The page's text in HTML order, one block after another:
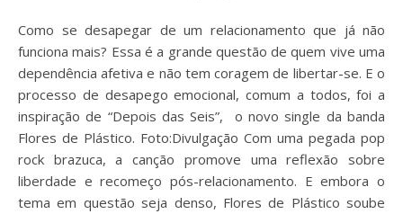
Como se desapegar de um relacionamento que já não
funciona mais? Essa é a grande questão de quem vive uma
dependência afetiva e não tem coragem de libertar-se. E o
processo de desapego emocional, comum a todos, foi a
inspiração de “Depois das Seis”, o novo single da banda
Flores de Plástico. Foto:Divulgação Com uma pegada pop
rock brazuca, a canção promove uma reflexão sobre
liberdade e recomeço pós-relacionamento. E embora o
tema em questão seja denso, Flores de Plástico soube